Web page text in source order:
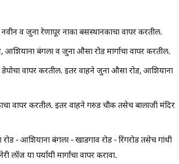
व जुना रेणापूर नाका बसस्थानकाचा वापर करतील.
आशियाना बंगला व जुना औसा रोड मार्गाचा वापर करतील.
वापर करतील. इतर वाहने जुना औसा रोड, आशियाना
वापर करतील. इतर वाहने गरुड चौक तसेच बालाजी मंदिर
- आशियाना बंगला - खाडगाव रोड - रिंगरोड तसेच गांधी
लॉज या पर्यायी मार्गांचा वापर करावा.